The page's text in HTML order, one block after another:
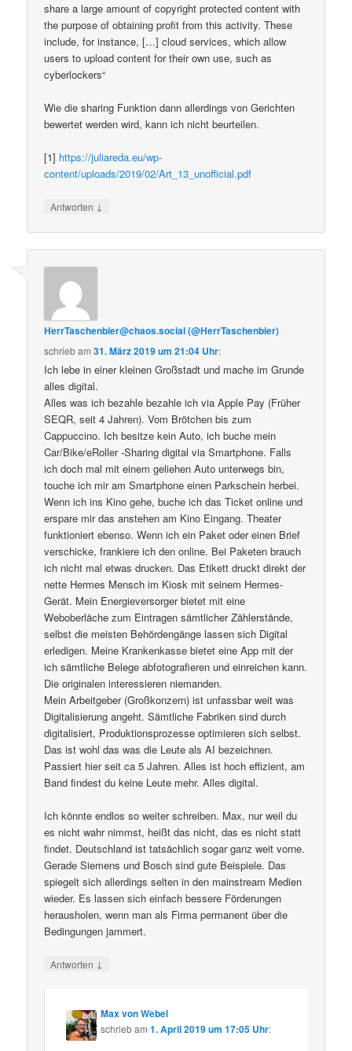
share a large amount of copyright protected content with
the purpose of obtaining profit from this activity. These
include, for instance, […] cloud services, which allow
users to upload content for their own use, such as
cyberlockers“
Wie die sharing Funktion dann allerdings von Gerichten
bewertet werden wird, kann ich nicht beurteilen.
[1] https://juliareda.eu/wp-
content/uploads/2019/02/Art_13_unofficial.pdf
Antworten ↓
HerrTaschenbier@chaos.social (@HerrTaschenbier)
schriebam31. März 2019 um 21:04 Uhr:
Ich lebe in einer kleinen Großstadt und mache im Grunde
alles digital.
Alles was ich bezahle bezahle ich via Apple Pay (Früher
SEQR, seit 4 Jahren). Vom Brötchen bis zum
Cappuccino. Ich besitze kein Auto, ich buche mein
Car/Bike/eRoller -Sharing digital via Smartphone. Falls
ich doch mal mit einem geliehen Auto unterwegs bin,
touche ich mir am Smartphone einen Parkschein herbei.
Wenn ich ins Kino gehe, buche ich das Ticket online und
erspare mir das anstehen am Kino Eingang. Theater
funktioniert ebenso. Wenn ich ein Paket oder einen Brief
verschicke, frankiere ich den online. Bei Paketen brauch
ich nicht mal etwas drucken. Das Etikett druckt direkt der
nette Hermes Mensch im Kiosk mit seinem Hermes-
Gerät. Mein Energieversorger bietet mit eine
Weboberläche zum Eintragen sämtlicher Zählerstände,
selbst die meisten Behördengänge lassen sich Digital
erledigen. Meine Krankenkasse bietet eine App mit der
ich sämtliche Belege abfotografieren und einreichen kann.
Die originalen interessieren niemanden.
Mein Arbeitgeber (Großkonzern) ist unfassbar weit was
Digitalisierung angeht. Sämtliche Fabriken sind durch
digitalisiert, Produktionsprozesse optimieren sich selbst.
Das ist wohl das was die Leute als AI bezeichnen.
Passiert hier seit ca 5 Jahren. Alles ist hoch effizient, am
Band findest du keine Leute mehr. Alles digital.
Ich könnte endlos so weiter schreiben. Max, nur weil du
es nicht wahr nimmst, heißt das nicht, das es nicht statt
findet. Deutschland ist tatsächlich sogar ganz weit vorne.
Gerade Siemens und Bosch sind gute Beispiele. Das
spiegelt sich allerdings selten in den mainstream Medien
wieder. Es lassen sich einfach bessere Förderungen
herausholen, wenn man als Firma permanent über die
Bedingungen jammert.
Antworten ↓
Max von Webel
schriebam1. April 2019 um 17:05 Uhr: